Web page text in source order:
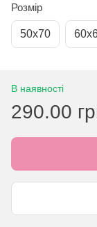
Розмір
50х70
В наявності
290.00